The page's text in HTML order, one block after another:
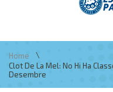
Home
\
Clot De La Mel: No Hi Ha
Desembre